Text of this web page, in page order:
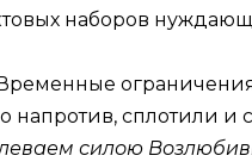
наборов
напротив, сплотили и
силою